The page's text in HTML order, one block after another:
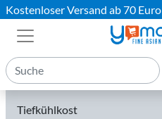
Kostenloser Versand ab 70 Euro
Tiefkühlkost